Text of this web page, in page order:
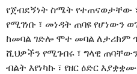
የጀብደኝነት ስሜት የተጠናወታቸው
የሚገነቡ ፣ መነዳት ጠባዩ የሆነውን
ከመባል ገድሎ ሞተ መባል ለታሪክም
ሺህዎችን የሚገብሩ ፣ ግላዊ
ብልት እየነካኩ ፣ የዘር ዕድር